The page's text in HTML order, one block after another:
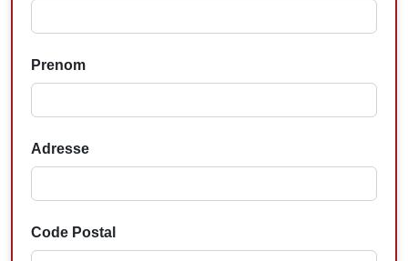
Prenom
Adresse
Code Postal